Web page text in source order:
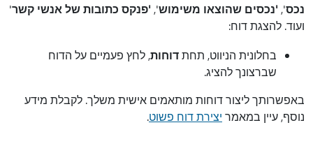
נכס', 'נכסים שהוצאו משימוש', 'פנקס כתובות של אנשי קשר'
ועוד. להצגת דוח:
בחלונית הניווט, תחתדוחות, לחץ פעמיים על הדוח
שברצונך להציג.
באפשרותך ליצור דוחות מותאמים אישית משלך. לקבלת מידע
נוסף, עיין במאמר יצירת דוח פשוט.